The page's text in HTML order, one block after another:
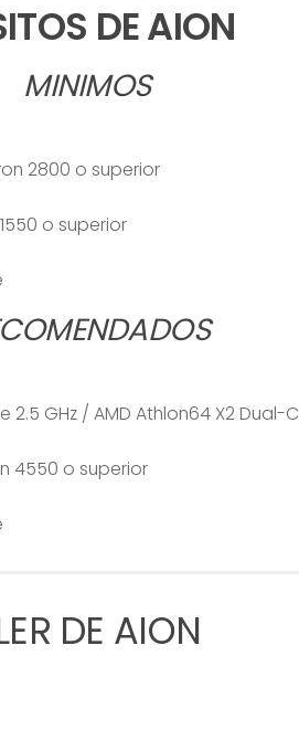
DE AION
MINIMOS
2800 o superior
o superior
2.5 GHz / AMD Athlon64 X2 Dual-
4550 o superior
DE AION